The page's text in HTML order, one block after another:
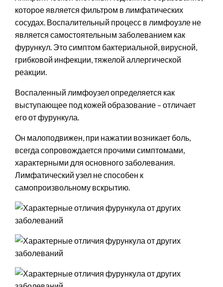
которое является фильтром в лимфатических
сосудах. Воспалительный процесс в лимфоузле не
является самостоятельным заболеванием как
фурункул. Это симптом бактериальной, вирусной,
грибковой инфекции, тяжелой аллергической
реакции.
Воспаленный лимфоузел определяется как
выступающее под кожей образование – отличает
его от фурункула.
Он малоподвижен, при нажатии возникает боль,
всегда сопровождается прочими симптомами,
характерными для основного заболевания.
Лимфатический узел не способен к
самопроизвольному вскрытию.